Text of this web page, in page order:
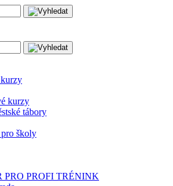
kurzy
tábory
školy
PRO PROFI TRÉNINK